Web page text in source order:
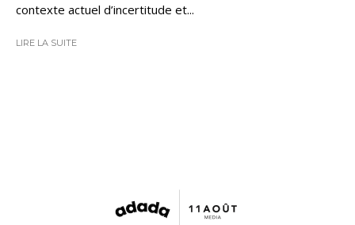
contexte actuel d’incertitude et...
LIRE LA SUITE